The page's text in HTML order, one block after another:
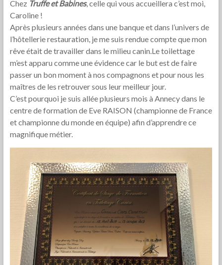
Chez Truffe et Babines, celle qui vous accueillera c’est moi,
Caroline !
Après plusieurs années dans une banque et dans l’univers de
l’hôtellerie restauration, je me suis rendue compte que mon
rêve était de travailler dans le milieu canin.Le toilettage
m’est apparu comme une évidence car le but est de faire
passer un bon moment à nos compagnons et pour nous les
maîtres de les retrouver sous leur meilleur jour.
C’est pourquoi je suis allée plusieurs mois à Annecy dans le
centre de formation de Eve RAISON (championne de France
et championne du monde en équipe) afin d’apprendre ce
magnifique métier.